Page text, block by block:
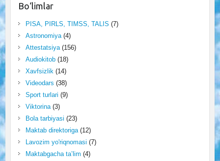
Bo‘limlar
PISA, PIRLS, TIMSS, TALIS (7)
Astronomiya(4)
Attestatsiya(156)
Audiokitob(18)
Xavfsizlik (14)
Videodars (38)
Sport turlari (9)
Viktorina(3)
Bola tarbiyasi (23)
Maktab direktoriga(12)
Lavozim yo'riqnomasi (7)
Maktabgacha ta’lim (4)